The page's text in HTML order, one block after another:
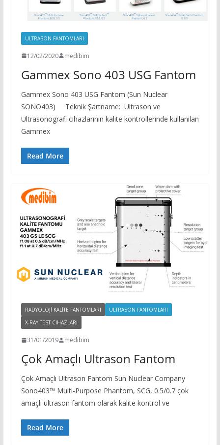
ULTRASON FANTOMLARI
12/02/2020 medibim
Gammex Sono 403 USG Fantom
Gammex Sono 403 USG Fantom (Sun Nuclear
SONO403) Teknik Şartname: Ultrason ve
Ultrasonografi cihazlarının kalite kontrollerinde kullanılan
Gammex
Read More
RADYOLOJI KALITE FANTOMLARI
ULTRASON FANTOMLARI
X-RAY TEST CIHAZLARI
31/01/2019 medibim
Çok Amaçlı Ultrason Fantom
Çok Amaçlı Ultrason Fantom Sun Nuclear Company
Sono403™ Multi-Purpose Phantom, SCG, 0.5/0.7 çok
amaçlı ultrason fantom olarak kalite kontrol ve
Read More